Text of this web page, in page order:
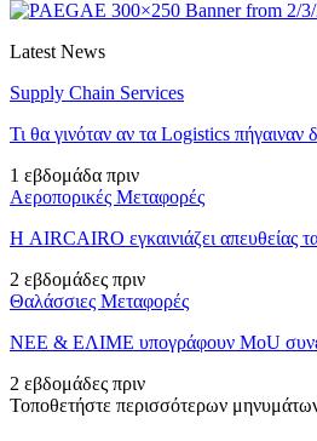
Latest News
Supply Chain Services
Τι θα γινόταν αν τα Logistics πήγαιναν
1 εβδομάδα πριν
Αεροπορικές Μεταφορές
Η AIRCAIRO εγκαινιάζει απευθείας
2 εβδομάδες πριν
Θαλάσσιες Μεταφορές
ΝΕΕ & ΕΛΙΜΕ υπογράφουν MoU
2 εβδομάδες πριν
Τοποθετήστε περισσότερων